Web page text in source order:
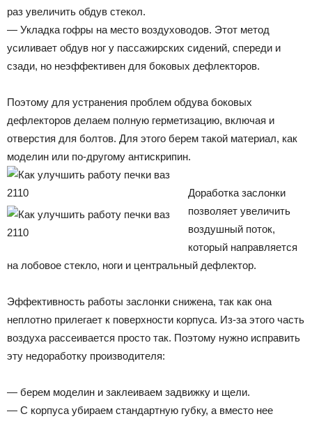
раз увеличить обдув стекол.
— Укладка гофры на место воздуховодов. Этот метод
усиливает обдув ног у пассажирских сидений, спереди и
сзади, но неэффективен для боковых дефлекторов.
Поэтому для устранения проблем обдува боковых
дефлекторов делаем полную герметизацию, включая и
отверстия для болтов. Для этого берем такой материал, как
моделин или по-другому антискрипин.
Доработка заслонки
позволяет увеличить
воздушный поток,
который направляется
на лобовое стекло, ноги и центральный дефлектор.
Эффективность работы заслонки снижена, так как она
неплотно прилегает к поверхности корпуса. Из-за этого часть
воздуха рассеивается просто так. Поэтому нужно исправить
эту недоработку производителя:
— берем моделин и заклеиваем задвижку и щели.
— С корпуса убираем стандартную губку, а вместо нее